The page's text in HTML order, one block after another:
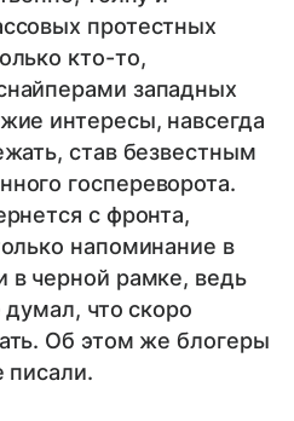
протестных
кто-то,
западных
интересы, навсегда
став безвестным
госпереворота.
с фронта,
напоминание в
в черной рамке, ведь
думал, что скоро
Об этом же блогеры
писали.